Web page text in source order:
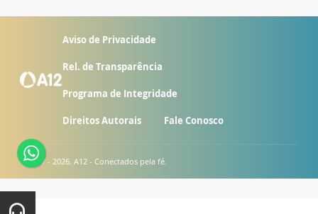
Aviso de Privacidade
Rel. de Transparência
Programa de Integridade
Direitos Autorais Fale Conosco
© 2007 - 2026. A12 - Conectados pela fé.